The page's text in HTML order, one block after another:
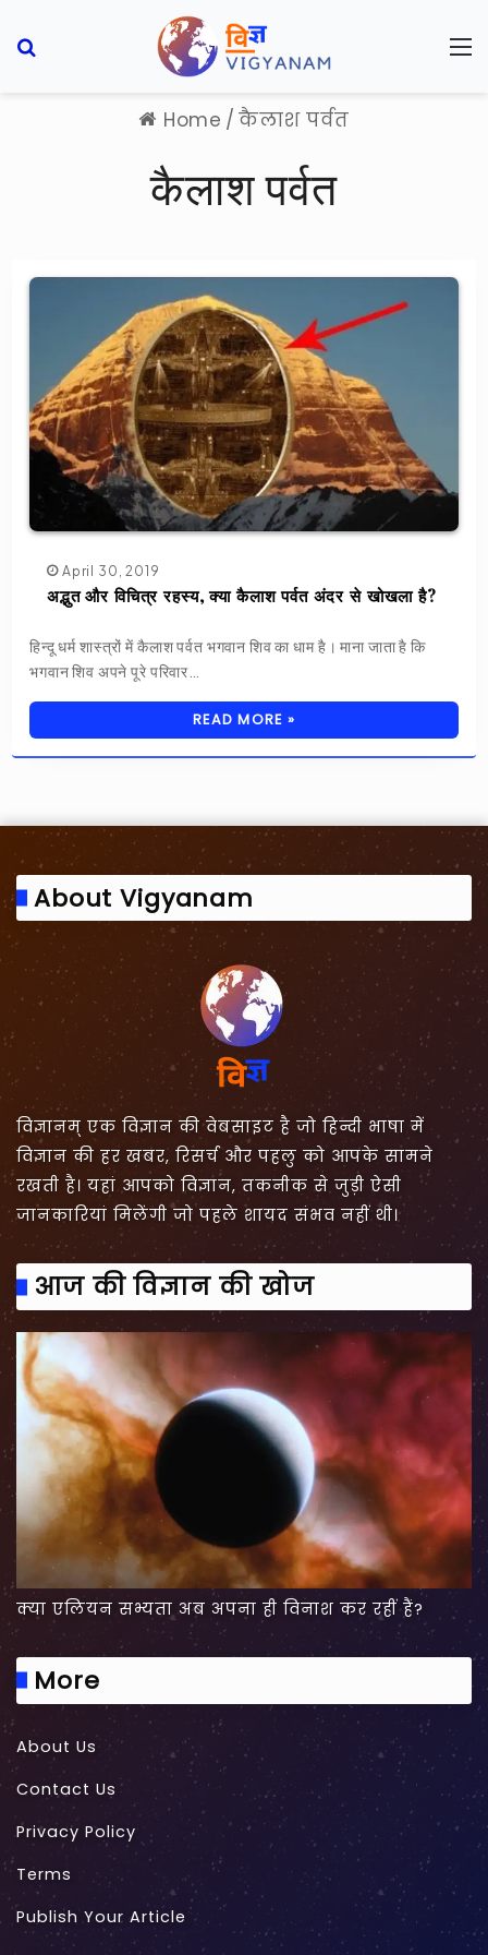
Home / कैलाश पर्वत
कैलाश पर्वत
April 30, 2019
अद्भुत और विचित्र रहस्य, क्या कैलाश पर्वत अंदर से खोखला है?
हिन्दू धर्म शास्त्रों में कैलाश पर्वत भगवान शिव का धाम है। माना जाता है कि
भगवान शिव अपने पूरे परिवार…
READ MORE »
About Vigyanam
विज्ञानम् एक विज्ञान की वेबसाइट है जो हिन्दी भाषा में
विज्ञान की हर खबर, रिसर्च और पहलु को आपके सामने
रखती है। यहां आपको विज्ञान, तकनीक से जुड़ी ऐसी
जानकारियां मिलेंगी जो पहले शायद संभव नहीं थी।
आज की विज्ञान की खोज
क्या एलियन सभ्यता अब अपना ही विनाश कर रहीं हैं?
More
About Us
Contact Us
Privacy Policy
Terms
Publish Your Article